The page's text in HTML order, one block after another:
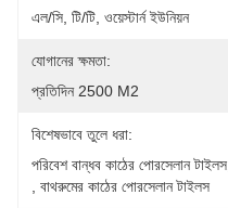
এল/সি, টি/টি, ওয়েস্টার্ন ইউনিয়ন
যোগানের ক্ষমতা:
প্রতিদিন 2500 M2
বিশেষভাবে তুলে ধরা:
পরিবেশ বান্ধব কাঠের পোরসেলান টাইলস
বাথরুমের কাঠের পোরসেলান টাইলস